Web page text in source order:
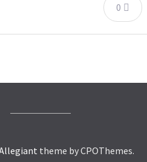
0
theme by CPOThemes.